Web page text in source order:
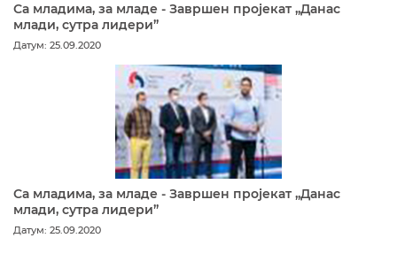
Са младима, за младе - Завршен пројекат „Данас
млади, сутра лидери”
Датум: 25.09.2020
Са младима, за младе - Завршен пројекат „Данас
млади, сутра лидери”
Датум: 25.09.2020